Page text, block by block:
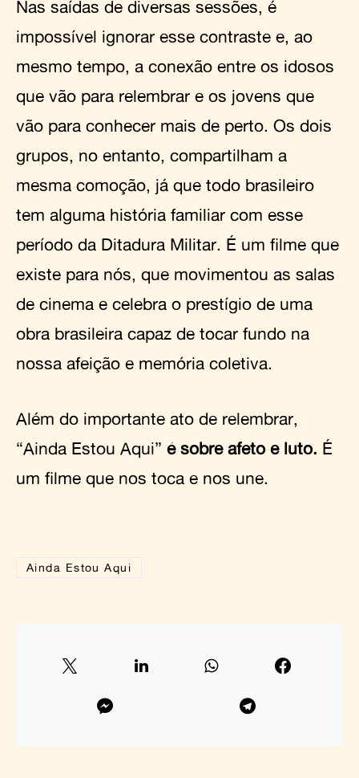
Nas saídas de diversas sessões, é
impossível ignorar esse contraste e, ao
mesmo tempo, a conexão entre os idosos
que vão para relembrar e os jovens que
vão para conhecer mais de perto. Os dois
grupos, no entanto, compartilham a
mesma comoção, já que todo brasileiro
tem alguma história familiar com esse
período da Ditadura Militar. É um filme que
existe para nós, que movimentou as salas
de cinema e celebra o prestígio de uma
obra brasileira capaz de tocar fundo na
nossa afeição e memória coletiva.
Além do importante ato de relembrar,
“Ainda Estou Aqui” é sobre afeto e luto. É
um filme que nos toca e nos une.
Ainda Estou Aqui